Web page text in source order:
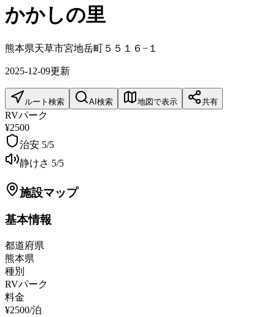
かかしの里
熊本県天草市宮地岳町５５１６−１
2025-12-09更新
ルート検索 AI検索 地図で表示 共有
RVパーク
¥2500
治安 5/5
静けさ 5/5
施設マップ
基本情報
都道府県
熊本県
種別
RVパーク
料金
¥2500/泊